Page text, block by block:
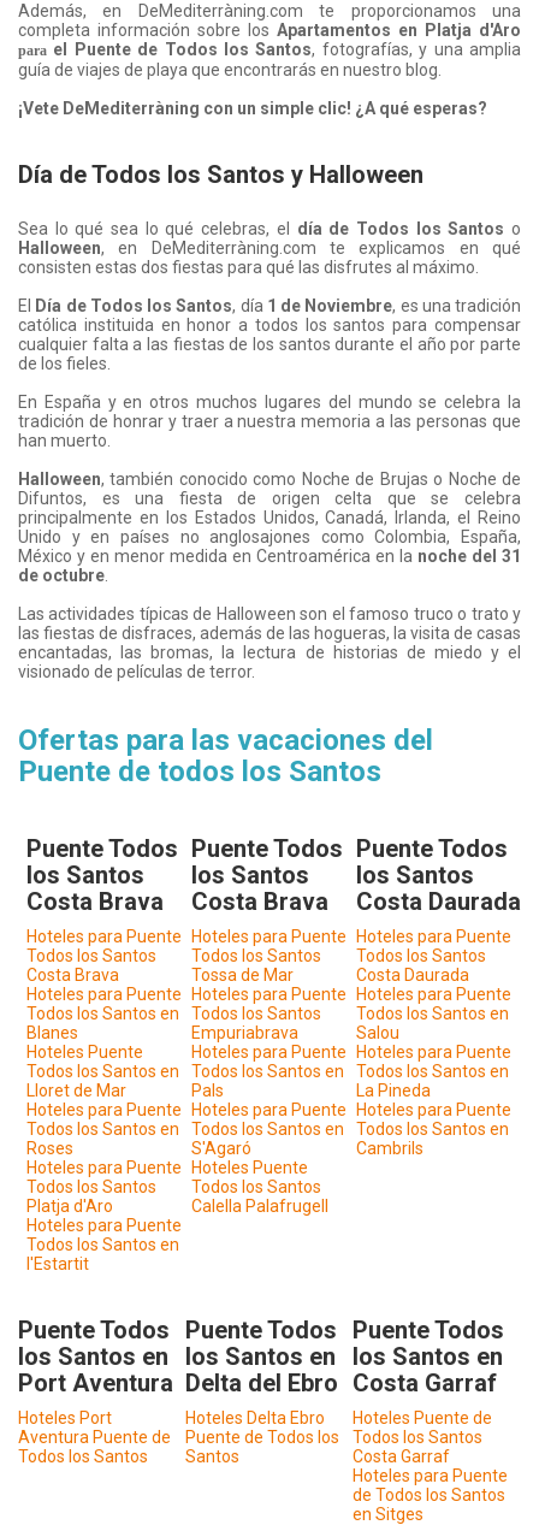
Además, en DeMediterràning.com te proporcionamos una
completa información sobre los Apartamentos en Platja d'Aro
para el Puente de Todos los Santos, fotografías, y una amplia
guía de viajes de playa que encontrarás en nuestro blog.
¡Vete DeMediterràning con un simple clic! ¿A qué esperas?
Día de Todos los Santos y Halloween
Sea lo qué sea lo qué celebras, el día de Todos los Santos o
Halloween, en DeMediterràning.com te explicamos en qué
consisten estas dos fiestas para qué las disfrutes al máximo.
El
Día de Todos los Santos, día 1 de Noviembre, es una tradición
católica instituida en honor a todos los santos para compensar
cualquier falta a las fiestas de los santos durante el año por parte
de los fieles.
En España y en otros muchos lugares del mundo se celebra la
tradición de honrar y traer a nuestra memoria a las personas que
han muerto.
Halloween, también conocido como Noche de Brujas o Noche de
Difuntos, es una fiesta de origen celta que se celebra
principalmente en los Estados Unidos, Canadá, Irlanda, el Reino
Unido y en países no anglosajones como Colombia, España,
México y en menor medida en Centroamérica en la noche del 31
de octubre
Las actividades típicas de Halloween son el famoso truco o trato y
las fiestas de disfraces, además de las hogueras, la visita de casas
encantadas, las bromas, la lectura de historias de miedo y el
visionado de películas de terror.
Ofertas para las vacaciones del
Puente de todos los Santos
Puente Todos
los Santos
Costa Brava
Puente Todos
los Santos
Costa Brava
Puente Todos
los Santos
Costa Daurada
Hoteles para Puente
Todos los Santos
Costa Brava
Hoteles para Puente
Todos los Santos
Tossa de Mar
Hoteles para Puente
Todos los Santos
Costa Daurada
Hoteles para Puente
Todos los Santos en
Blanes
Hoteles para Puente
Todos los Santos
Empuriabrava
Hoteles para Puente
Todos los Santos en
Salou
Hoteles Puente
Todos los Santos en
Lloret de Mar
Hoteles para Puente
Todos los Santos en
Pals
Hoteles para Puente
Todos los Santos en
La Pineda
Hoteles para Puente
Todos los Santos en
Roses
Hoteles para Puente
Todos los Santos en
S'Agaró
Hoteles para Puente
Todos los Santos en
Cambrils
Hoteles para Puente
Todos los Santos
Platja d'Aro
Hoteles Puente
Todos los Santos
Calella Palafrugell
Hoteles para Puente
Todos los Santos en
l'Estartit
Puente Todos
los Santos en
Port Aventura
Puente Todos
los Santos en
Delta del Ebro
Puente Todos
los Santos en
Costa Garraf
Hoteles Port
Aventura Puente de
Todos los Santos
Hoteles Delta Ebro
Puente de Todos los
Santos
Hoteles Puente de
Todos los Santos
Costa Garraf
Hoteles para Puente
de Todos los Santos
en Sitges